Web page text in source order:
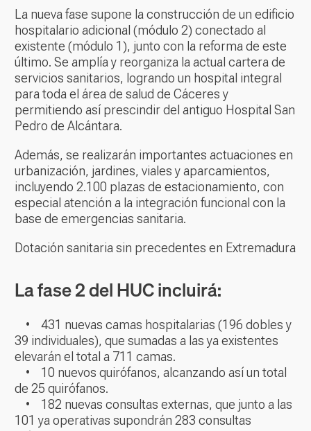
La nueva fase supone la construcción de un edificio
hospitalario adicional (módulo 2) conectado al
existente (módulo 1), junto con la reforma de este
último. Se amplía y reorganiza la actual cartera de
servicios sanitarios, logrando un hospital integral
para toda el área de salud de Cáceres y
permitiendo así prescindir del antiguo Hospital San
Pedro de Alcántara.
Además, se realizarán importantes actuaciones en
urbanización, jardines, viales y aparcamientos,
incluyendo 2.100 plazas de estacionamiento, con
especial atención a la integración funcional con la
base de emergencias sanitaria.
Dotación sanitaria sin precedentes en Extremadura
La fase 2 del HUC incluirá:
• 431 nuevas camas hospitalarias (196 dobles y
39 individuales), que sumadas a las ya existentes
elevarán el total a 711 camas.
• 10 nuevos quirófanos, alcanzando así un total
de 25 quirófanos.
• 182 nuevas consultas externas, que junto a las
101 ya operativas supondrán 283 consultas